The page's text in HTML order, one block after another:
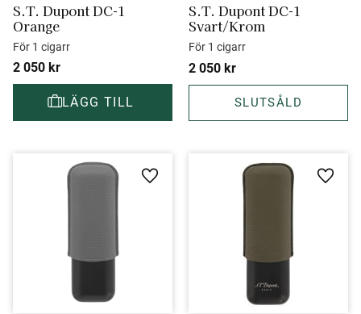
S.T. Dupont DC-1
Orange
För 1 cigarr
2 050 kr
S.T. Dupont DC-1
Svart/Krom
För 1 cigarr
2 050 kr
Lägg till i favoriter Lägg